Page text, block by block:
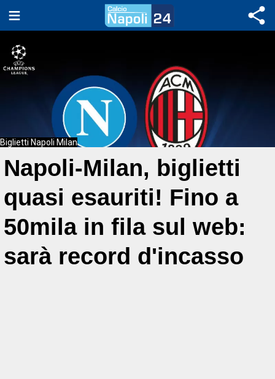
Biglietti Napoli Milan
Napoli-Milan, biglietti
quasi esauriti! Fino a
50mila in fila sul web:
sarà record d'incasso